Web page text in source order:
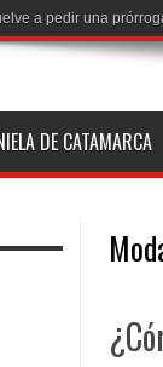
a pedir una
DE CATAMARCA